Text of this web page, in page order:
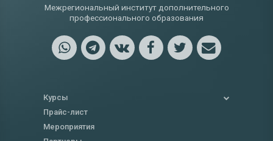
Межрегиональный институт дополнительного
профессионального образования
Курсы
Прайс-лист
Мероприятия